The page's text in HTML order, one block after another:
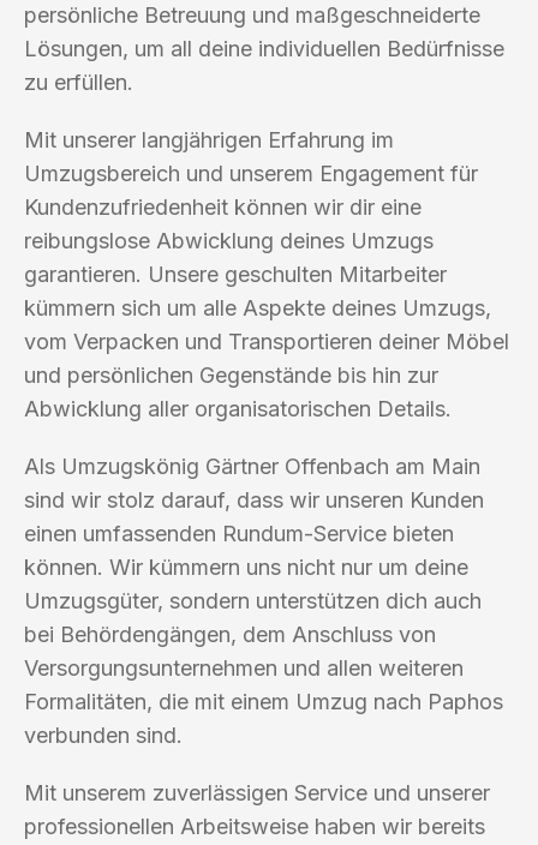
persönliche Betreuung und maßgeschneiderte
Lösungen, um all deine individuellen Bedürfnisse
zu erfüllen.
Mit unserer langjährigen Erfahrung im
Umzugsbereich und unserem Engagement für
Kundenzufriedenheit können wir dir eine
reibungslose Abwicklung deines Umzugs
garantieren. Unsere geschulten Mitarbeiter
kümmern sich um alle Aspekte deines Umzugs,
vom Verpacken und Transportieren deiner Möbel
und persönlichen Gegenstände bis hin zur
Abwicklung aller organisatorischen Details.
Als Umzugskönig Gärtner Offenbach am Main
sind wir stolz darauf, dass wir unseren Kunden
einen umfassenden Rundum-Service bieten
können. Wir kümmern uns nicht nur um deine
Umzugsgüter, sondern unterstützen dich auch
bei Behördengängen, dem Anschluss von
Versorgungsunternehmen und allen weiteren
Formalitäten, die mit einem Umzug nach Paphos
verbunden sind.
Mit unserem zuverlässigen Service und unserer
professionellen Arbeitsweise haben wir bereits